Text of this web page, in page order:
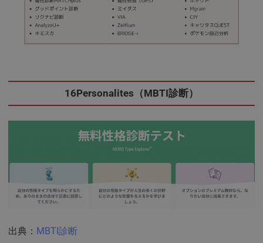
16Personalites（MBTI診断）
出典： MBTI診断